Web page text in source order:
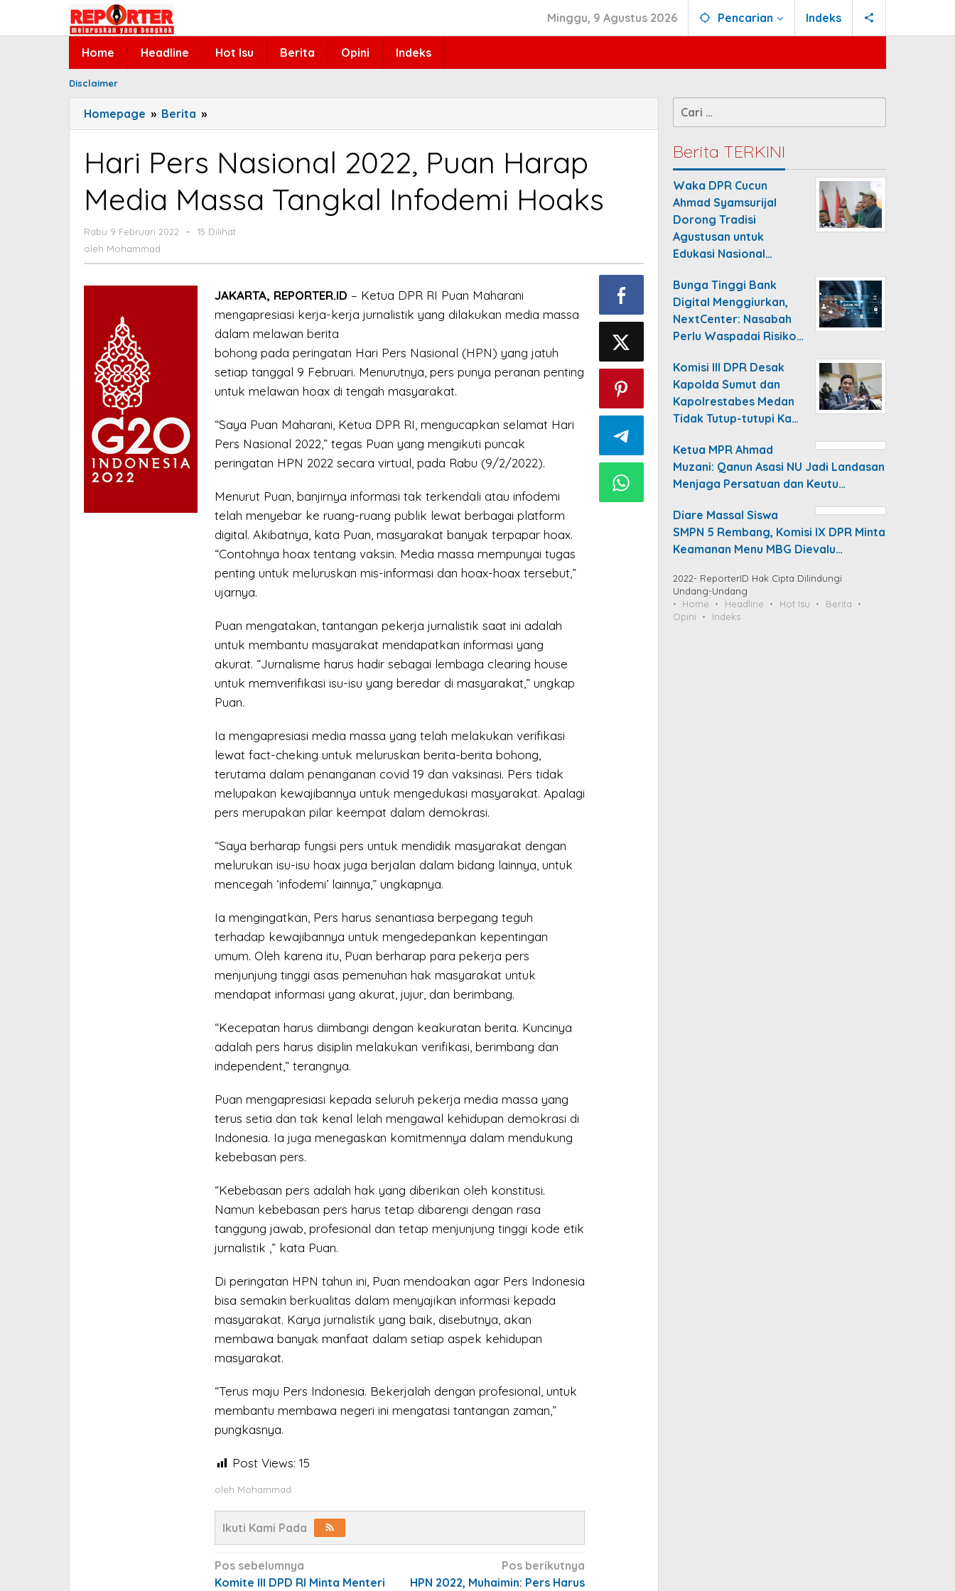
Minggu, 9 Agustus 2026 Pencarian Indeks
Home Headline Hot Isu Berita Opini Indeks
Disclaimer
Homepage » Berita »
Pers
2022,
Harap
Massa
Infodemi
Hari Pers Nasional 2022, Puan Harap
Media Massa Tangkal Infodemi Hoaks
Rabu 9 Februari 2022
oleh
-
15 Dilihat
oleh Mohammad
JAKARTA, REPORTER.ID – Ketua DPR RI Puan Maharani
mengapresiasi kerja-kerja jurnalistik yang dilakukan media massa
dalam melawan berita
bohong pada peringatan Hari Pers Nasional (HPN) yang jatuh
setiap tanggal 9 Februari. Menurutnya, pers punya peranan penting
untuk melawan hoax di tengah masyarakat.
“Saya Puan Maharani, Ketua DPR RI, mengucapkan selamat Hari
Pers Nasional 2022,” tegas Puan yang mengikuti puncak
peringatan HPN 2022 secara virtual, pada Rabu (9/2/2022).
Menurut Puan, banjirnya informasi tak terkendali atau infodemi
telah menyebar ke ruang-ruang publik lewat berbagai platform
digital. Akibatnya, kata Puan, masyarakat banyak terpapar hoax.
“Contohnya hoax tentang vaksin. Media massa mempunyai tugas
penting untuk meluruskan mis-informasi dan hoax-hoax tersebut,”
ujarnya.
Puan mengatakan, tantangan pekerja jurnalistik saat ini adalah
untuk membantu masyarakat mendapatkan informasi yang
akurat. “Jurnalisme harus hadir sebagai lembaga clearing house
untuk memverifikasi isu-isu yang beredar di masyarakat,” ungkap
Puan.
Ia mengapresiasi media massa yang telah melakukan verifikasi
lewat fact-cheking untuk meluruskan berita-berita bohong,
terutama dalam penanganan covid 19 dan vaksinasi. Pers tidak
melupakan kewajibannya untuk mengedukasi masyarakat. Apalagi
pers merupakan pilar keempat dalam demokrasi.
“Saya berharap fungsi pers untuk mendidik masyarakat dengan
melurukan isu-isu hoax juga berjalan dalam bidang lainnya, untuk
mencegah ‘infodemi’ lainnya,” ungkapnya.
Ia mengingatkan, Pers harus senantiasa berpegang teguh
terhadap kewajibannya untuk mengedepankan kepentingan
umum. Oleh karena itu, Puan berharap para pekerja pers
menjunjung tinggi asas pemenuhan hak masyarakat untuk
mendapat informasi yang akurat, jujur, dan berimbang.
“Kecepatan harus diimbangi dengan keakuratan berita. Kuncinya
adalah pers harus disiplin melakukan verifikasi, berimbang dan
independent,” terangnya.
Puan mengapresiasi kepada seluruh pekerja media massa yang
terus setia dan tak kenal lelah mengawal kehidupan demokrasi di
Indonesia. Ia juga menegaskan komitmennya dalam mendukung
kebebasan pers.
“Kebebasan pers adalah hak yang diberikan oleh konstitusi.
Namun kebebasan pers harus tetap dibarengi dengan rasa
tanggung jawab, profesional dan tetap menjunjung tinggi kode etik
jurnalistik ,” kata Puan.
Di peringatan HPN tahun ini, Puan mendoakan agar Pers Indonesia
bisa semakin berkualitas dalam menyajikan informasi kepada
masyarakat. Karya jurnalistik yang baik, disebutnya, akan
membawa banyak manfaat dalam setiap aspek kehidupan
masyarakat.
“Terus maju Pers Indonesia. Bekerjalah dengan profesional, untuk
membantu membawa negeri ini mengatasi tantangan zaman,”
pungkasnya.
Post Views: 15
oleh Mohammad
Ikuti Kami Pada
Navigasi
Pos sebelumnya
Komite III DPD RI Minta Menteri
Pos berikutnya
HPN 2022, Muhaimin: Pers Harus
Cari
untuk:
Berita TERKINI
Waka DPR Cucun
Ahmad Syamsurijal
Dorong Tradisi
Agustusan untuk
Edukasi Nasional…
Bunga Tinggi Bank
Digital Menggiurkan,
NextCenter: Nasabah
Perlu Waspadai Risiko…
Komisi III DPR Desak
Kapolda Sumut dan
Kapolrestabes Medan
Tidak Tutup-tutupi Ka…
Ketua MPR Ahmad
Muzani: Qanun Asasi NU Jadi Landasan
Menjaga Persatuan dan Keutu…
Diare Massal Siswa
SMPN 5 Rembang, Komisi IX DPR Minta
Keamanan Menu MBG Dievalu…
2022- ReporterID Hak Cipta Dilindungi
Undang-Undang
Home
Headline Hot Isu
Berita
Opini
Indeks